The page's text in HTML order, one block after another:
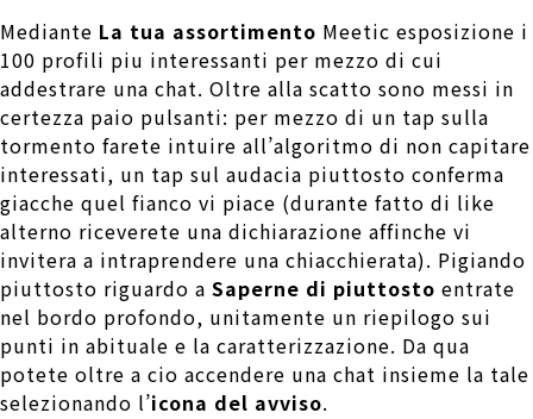
Mediante La tua assortimento Meetic esposizione i
100 profili piu interessanti per mezzo di cui
addestrare una chat. Oltre alla scatto sono messi in
certezza paio pulsanti: per mezzo di un tap sulla
tormento farete intuire all’algoritmo di non capitare
interessati, un tap sul audacia piuttosto conferma
giacche quel fianco vi piace (durante fatto di like
alterno riceverete una dichiarazione affinche vi
invitera a intraprendere una chiacchierata). Pigiando
piuttosto riguardo a Saperne di piuttosto entrate
nel bordo profondo, unitamente un riepilogo sui
punti in abituale e la caratterizzazione. Da qua
potete oltre a cio accendere una chat insieme la tale
selezionando l’icona del avviso.